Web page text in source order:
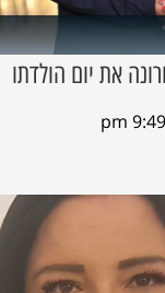
את יום הולדתו
9:49 pm